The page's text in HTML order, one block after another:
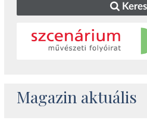
Magazin aktuális